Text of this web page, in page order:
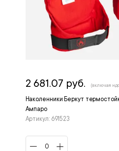
Наколенники Беркут
Ампаро
Артикул: 691523
2 681.07 руб. (включая